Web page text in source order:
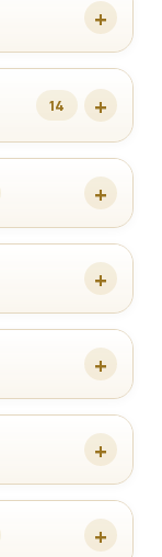
14